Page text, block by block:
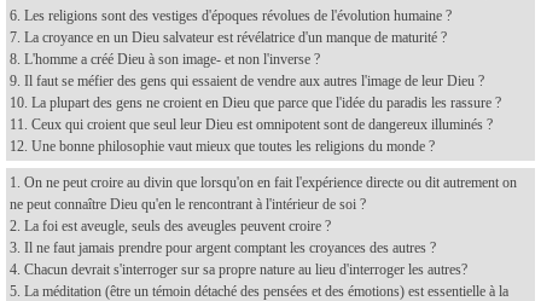
6. Les religions sont des vestiges d'époques révolues de l'évolution humaine ?
7. La croyance en un Dieu salvateur est révélatrice d'un manque de maturité ?
8. L'homme a créé Dieu à son image- et non l'inverse ?
9. Il faut se méfier des gens qui essaient de vendre aux autres l'image de leur Dieu ?
10. La plupart des gens ne croient en Dieu que parce que l'idée du paradis les rassure ?
11. Ceux qui croient que seul leur Dieu est omnipotent sont de dangereux illuminés ?
12. Une bonne philosophie vaut mieux que toutes les religions du monde ?
1. On ne peut croire au divin que lorsqu'on en fait l'expérience directe ou dit autrement on
ne peut connaître Dieu qu'en le rencontrant à l'intérieur de soi ?
2. La foi est aveugle, seuls des aveugles peuvent croire ?
3. Il ne faut jamais prendre pour argent comptant les croyances des autres ?
4. Chacun devrait s'interroger sur sa propre nature au lieu d'interroger les autres?
5. La méditation (être un témoin détaché des pensées et des émotions) est essentielle à la